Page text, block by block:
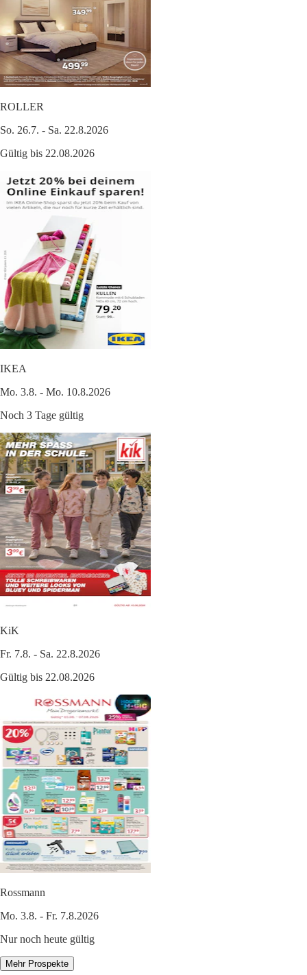
ROLLER
So. 26.7. - Sa. 22.8.2026
Gültig bis 22.08.2026
IKEA
Mo. 3.8. - Mo. 10.8.2026
Noch 3 Tage gültig
KiK
Fr. 7.8. - Sa. 22.8.2026
Gültig bis 22.08.2026
Rossmann
Mo. 3.8. - Fr. 7.8.2026
Nur noch heute gültig
Mehr Prospekte